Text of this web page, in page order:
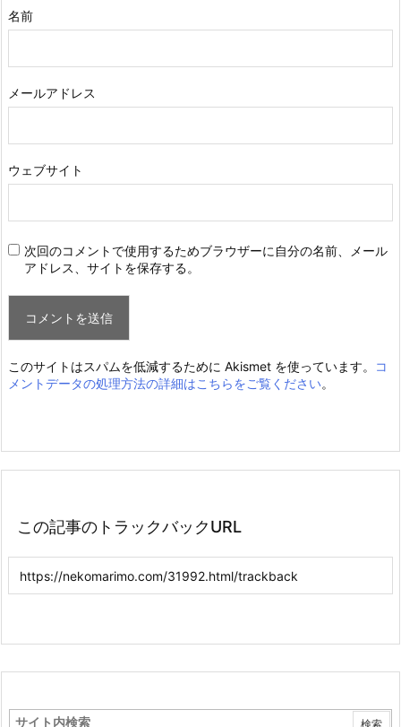
名前
メールアドレス
ウェブサイト
次回のコメントで使用するためブラウザーに自分の名前、メール
アドレス、サイトを保存する。
このサイトはスパムを低減するために Akismet を使っています。
コ
メントデータの処理方法の詳細はこちらをご覧ください。
この記事のトラックバックURL